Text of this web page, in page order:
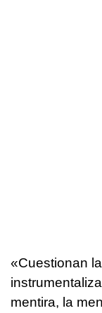
«Cuestionan
mentira, la